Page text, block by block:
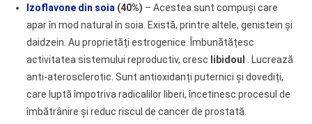
Izoflavone din soia (40%) – Acestea sunt compuși care
apar în mod natural în soia. Există, printre altele, genistein și
daidzein. Au proprietăți estrogenice. Îmbunătățesc
activitatea sistemului reproductiv, cresc libidoul
. Lucrează
anti-aterosclerotic. Sunt antioxidanți puternici și dovediți,
care luptă împotriva radicalilor liberi, încetinesc procesul de
îmbătrânire și reduc riscul de cancer de prostată.